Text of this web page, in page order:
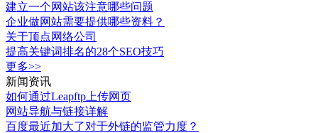
建立一个网站该注意哪些问题
企业做网站需要提供哪些资料？
关于顶点网络公司
提高关键词排名的28个SEO技巧
更多>>
新闻资讯
如何通过Leapftp上传网页
网站导航与链接详解
百度最近加大了对于外链的监管力度？